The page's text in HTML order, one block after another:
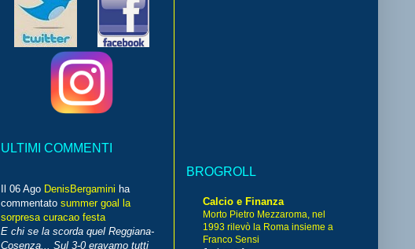
ULTIMI COMMENTI
Il 06 Ago DenisBergamini ha
commentato summer goal la
sorpresa curacao festa
E chi se la scorda quel Reggiana-
Cosenza... Sul 3-0 eravamo tutti
BROGROLL
Calcio e Finanza
Morto Pietro Mezzaroma, nel
1993 rilevò la Roma insieme a
Franco Sensi